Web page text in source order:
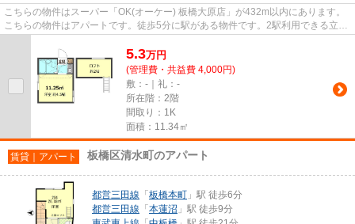
こちらの物件はスーパー「OK(オーケー) 板橋大原店」が432m以内にあります。
こちらの物件はアパートです。徒歩5分に駅がある物件です。2駅利用できる立地
5.3万円
(管理費・共益費 4,000円)
敷：-｜礼：-
所在階：2階
間取り：1K
面積：11.34㎡
賃貸｜アパート 板橋区清水町のアパート
都営三田線 「 板橋本町 」駅 徒歩6分
都営三田線 「 本蓮沼 」駅 徒歩9分